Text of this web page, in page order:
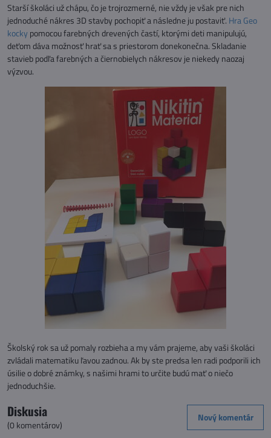
Starší školáci už chápu, čo je trojrozmerné, nie vždy je však pre nich
jednoduché nákres 3D stavby pochopiť a následne ju postaviť. Hra Geo
kockypomocou farebných drevených častí, ktorými deti manipulujú,
deťom dáva možnosť hrať sa s priestorom donekonečna. Skladanie
stavieb podľa farebných a čiernobielych nákresov je niekedy naozaj
výzvou.
Školský rok sa už pomaly rozbieha a my vám prajeme, aby vaši školáci
zvládali matematiku ľavou zadnou. Ak by ste predsa len radi podporili ich
úsilie o dobré známky, s našimi hrami to určite budú mať o niečo
jednoduchšie.
Diskusia
(0 komentárov)
Nový komentár